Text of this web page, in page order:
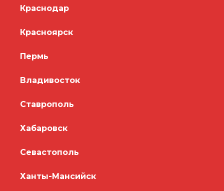
Краснодар
Красноярск
Пермь
Владивосток
Ставрополь
Хабаровск
Севастополь
Ханты-Мансийск